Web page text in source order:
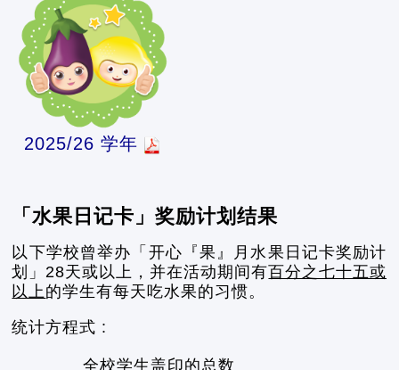
2025/26 学年
「水果日记卡」奖励计划结果
以下学校曾举办「开心『果』月水果日记卡奖励计
划」28天或以上，并在活动期间有百分之七十五或
以上的学生有每天吃水果的习惯。
统计方程式 :
全校学生盖印的总数